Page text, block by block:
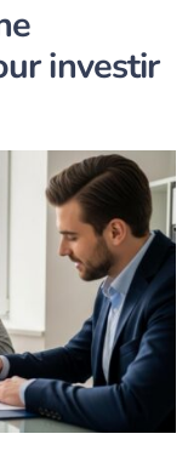
investir